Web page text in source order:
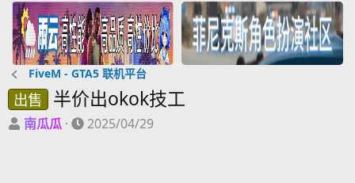
FiveM - GTA5 联机平台
出售 半价出okok技工
主
南瓜瓜
开
2025/04/29